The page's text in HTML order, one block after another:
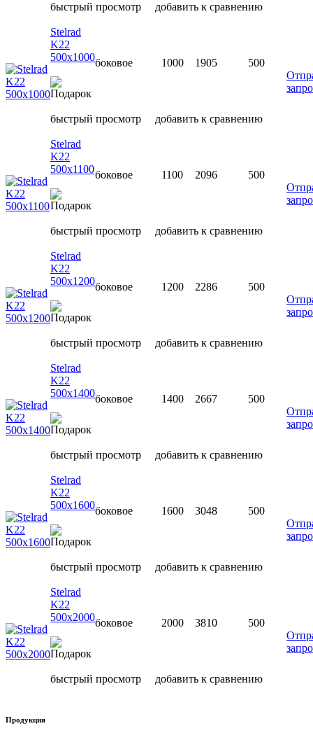
быстрый просмотр добавить к сравнению
Stelrad
K22
500х1000боковое 1000 1905
500
быстрый просмотр добавить к сравнению
Stelrad
K22
500х1100боковое 1100 2096
500
быстрый просмотр добавить к сравнению
Stelrad
K22
500х1200боковое 1200 2286
500
быстрый просмотр добавить к сравнению
Stelrad
K22
500х1400боковое 1400 2667
500
быстрый просмотр добавить к сравнению
Stelrad
K22
500х1600боковое 1600 3048
500
быстрый просмотр добавить к сравнению
Stelrad
K22
500х2000боковое 2000 3810
500
быстрый просмотр добавить к сравнению
Продукция